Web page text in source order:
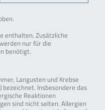
enthalten. Zusätzliche
nur für die
benötigt.
Langusten und Krebse
Insbesondere das
Reaktionen
sind nicht selten. Allergien